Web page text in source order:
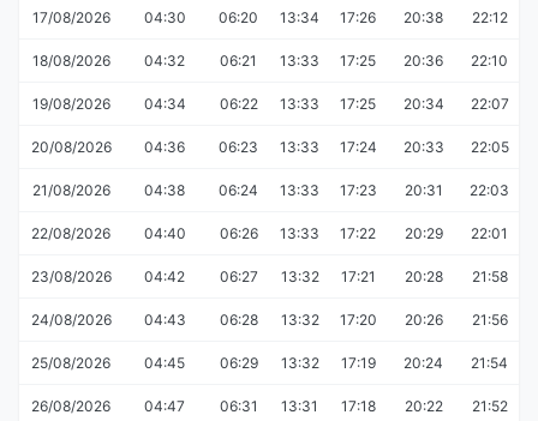
17/08/2026 04:30 06:20 13:34 17:26 20:38 22:12
18/08/2026 04:32 06:21 13:33 17:25 20:36 22:10
19/08/2026 04:34 06:22 13:33 17:25 20:34 22:07
20/08/2026 04:36 06:23 13:33 17:24 20:33 22:05
21/08/2026 04:38 06:24 13:33 17:23 20:31 22:03
22/08/2026 04:40 06:26 13:33 17:22 20:29 22:01
23/08/2026 04:42 06:27 13:32 17:21 20:28 21:58
24/08/2026 04:43 06:28 13:32 17:20 20:26 21:56
25/08/2026 04:45 06:29 13:32 17:19 20:24 21:54
26/08/2026 04:47 06:31 13:31 17:18 20:22 21:52